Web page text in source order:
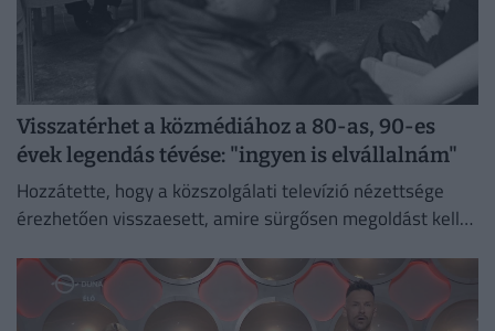
Visszatérhet a közmédiához a 80-as, 90-es
évek legendás tévése: "ingyen is elvállalnám"
Hozzátette, hogy a közszolgálati televízió nézettsége
érezhetően visszaesett, amire sürgősen megoldást kell